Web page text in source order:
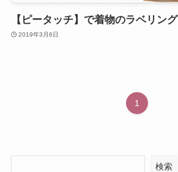
【ピータッチ】で着物のラベリング
2019年3月6日
1
検索